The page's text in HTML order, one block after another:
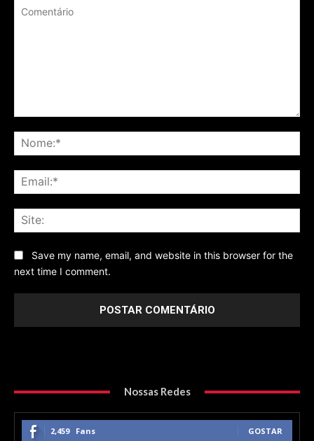
Save my name, email, and website in this browser for the
next time I comment.
Nossas Redes
2,459 Fans GOSTAR